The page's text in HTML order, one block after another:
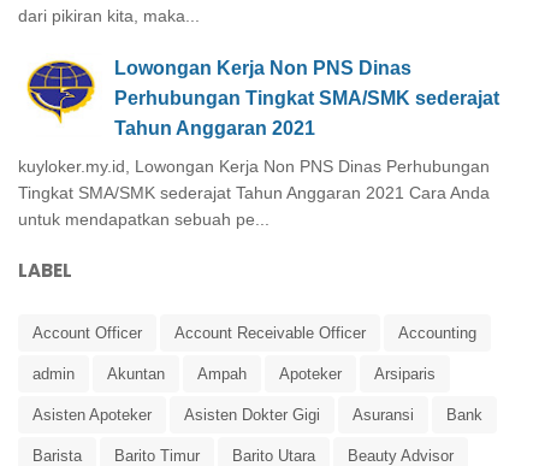
dari pikiran kita, maka...
Lowongan Kerja Non PNS Dinas
Perhubungan Tingkat SMA/SMK sederajat
Tahun Anggaran 2021
kuyloker.my.id, Lowongan Kerja Non PNS Dinas Perhubungan
Tingkat SMA/SMK sederajat Tahun Anggaran 2021 Cara Anda
untuk mendapatkan sebuah pe...
LABEL
Account Officer Account Receivable Officer Accounting
admin Akuntan Ampah Apoteker Arsiparis
Asisten Apoteker Asisten Dokter Gigi Asuransi Bank
Barista Barito Timur Barito Utara Beauty Advisor